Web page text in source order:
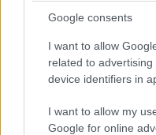
Google consents
I want to allow
related to
device identifiers in
I want to allow my
Google for online
I disturbi della gola
stagione. In farmacia
reperibilispray,
effervescenti che
offrire una barriera